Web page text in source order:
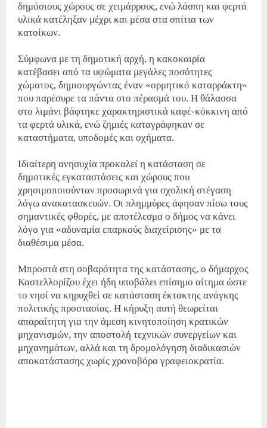
δημόσιους χώρους σε χειμάρρους, ενώ λάσπη και φερτά
υλικά κατέληξαν μέχρι και μέσα στα σπίτια των
κατοίκων.
Σύμφωνα με τη δημοτική αρχή, η κακοκαιρία
κατέβασει από τα υψώματα μεγάλες ποσότητες
χώματος, δημιουργώντας έναν «ορμητικό καταρράκτη»
που παρέσυρε τα πάντα στο πέρασμά του. Η θάλασσα
στο λιμάνι βάφτηκε χαρακτηριστικά καφέ-κόκκινη από
τα φερτά υλικά, ενώ ζημιές καταγράφηκαν σε
καταστήματα, υποδομές και οχήματα.
Ιδιαίτερη ανησυχία προκαλεί η κατάσταση σε
δημοτικές εγκαταστάσεις και χώρους που
χρησιμοποιούνταν προσωρινά για σχολική στέγαση
λόγω ανακατασκευών. Οι πλημμύρες άφησαν πίσω τους
σημαντικές φθορές, με αποτέλεσμα ο δήμος να κάνει
λόγο για «αδυναμία επαρκούς διαχείρισης» με τα
διαθέσιμα μέσα.
Μπροστά στη σοβαρότητα της κατάστασης, ο δήμαρχος
Καστελλορίζου έχει ήδη υποβάλει επίσημο αίτημα ώστε
το νησί να κηρυχθεί σε κατάσταση έκτακτης ανάγκης
πολιτικής προστασίας. Η κήρυξη αυτή θεωρείται
απαραίτητη για την άμεση κινητοποίηση κρατικών
μηχανισμών, την αποστολή τεχνικών συνεργείων και
μηχανημάτων, αλλά και τη δρομολόγηση διαδικασιών
αποκατάστασης χωρίς χρονοβόρα γραφειοκρατία.